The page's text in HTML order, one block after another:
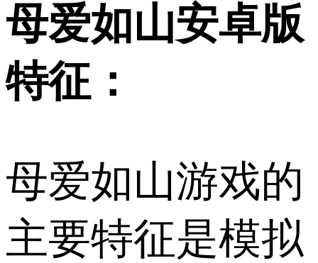
母爱如山安卓版
特征：
母爱如山游戏的
主要特征是模拟